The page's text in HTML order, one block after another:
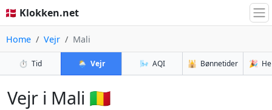
🇩🇰 Klokken.net
Home Vejr Mali
⏱️ Tid 🌦️ Vejr 🌬️ AQI 🕌 Bønnetider 🎉
Vejr i Mali 🇲🇱